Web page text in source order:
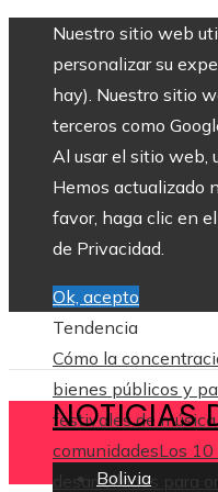
Nuestro sitio web
personalizar su
hay). Nuestro sitio
terceros como
Al usar el sitio web,
Hemos actualizado
favor, haga clic en
de Privacidad.
Ok, acepto
Tendencia
Cómo la
bienes públicos y
festivales de
comunidadesLos
desarrollados para
NOTICIAS
Bolivia